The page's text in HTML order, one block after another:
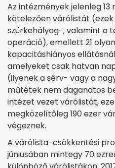
Az intézmények jelenleg
kötelezően várólistát
szürkehályog-, valamint a
operáció), emellett 21
kapacitáshiányos
amelyeket csak hatvan
(ilyenek a sérv- vagy a
műtétek nem daganatos
intézet vezet várólistát,
megközelítőleg 190 ezer
végeznek.
A várólista-csökkentési
júniusában mintegy 70